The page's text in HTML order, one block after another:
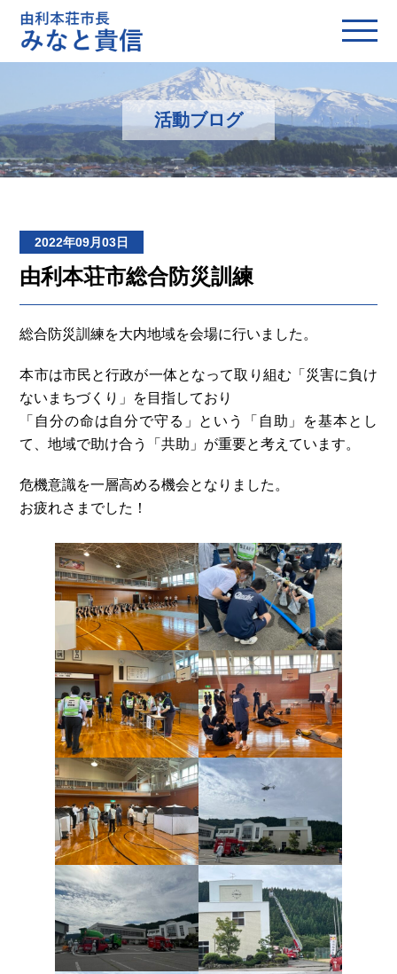
活動ブログ
2022年09月03日
由利本荘市総合防災訓練
総合防災訓練を大内地域を会場に行いました。
本市は市民と行政が一体となって取り組む「災害に負け
ないまちづくり」を目指しており
「自分の命は自分で守る」という「自助」を基本とし
て、地域で助け合う「共助」が重要と考えています。
危機意識を一層高める機会となりました。
お疲れさまでした！